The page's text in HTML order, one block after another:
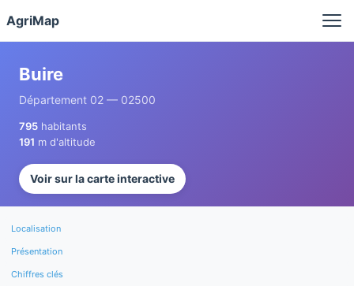
AgriMap
Buire
Département 02 — 02500
795 habitants
191 m d'altitude
Voir sur la carte interactive
Localisation
Présentation
Chiffres clés